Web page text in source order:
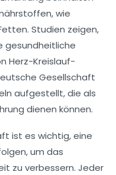
, wie
. Studien zeigen,
gesundheitliche
Herz-Kreislauf-
Gesellschaft
aufgestellt, die als
dienen können.
ist es wichtig, eine
um das
zu verbessern. Jeder